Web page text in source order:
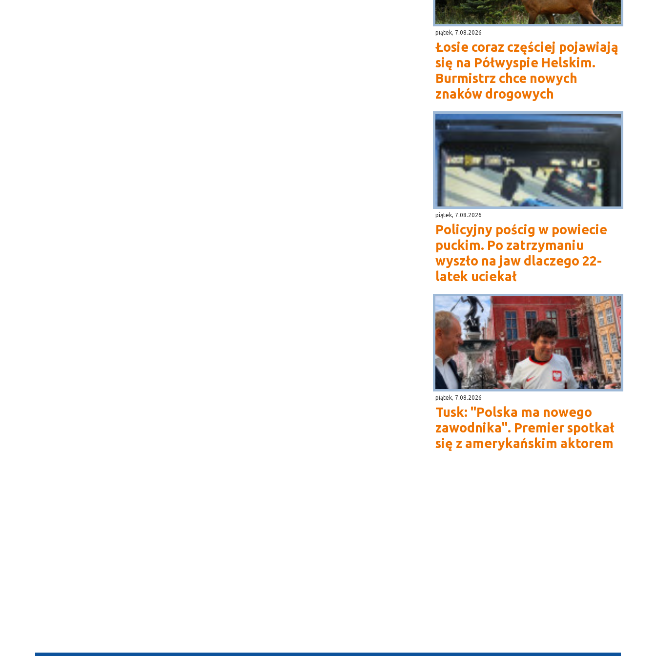
piątek, 7.08.2026
Łosie coraz częściej pojawiają
się na Półwyspie Helskim.
Burmistrz chce nowych
znaków drogowych
piątek, 7.08.2026
Policyjny pościg w powiecie
puckim. Po zatrzymaniu
wyszło na jaw dlaczego 22-
latek uciekał
piątek, 7.08.2026
Tusk: "Polska ma nowego
zawodnika". Premier spotkał
się z amerykańskim aktorem